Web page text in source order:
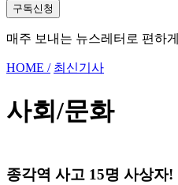
구독신청
매주 보내는 뉴스레터로 편하
HOME / 최신기사
사회/문화
종각역 사고 15명 사상자